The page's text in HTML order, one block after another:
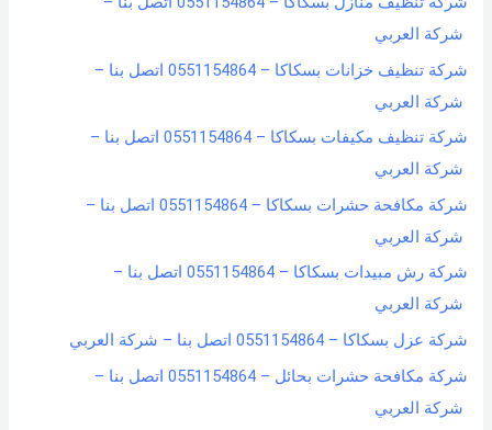
شركة العربي
شركة تنظيف خزانات بسكاكا – 0551154864 اتصل بنا –
شركة العربي
شركة تنظيف مكيفات بسكاكا – 0551154864 اتصل بنا –
شركة العربي
شركة مكافحة حشرات بسكاكا – 0551154864 اتصل بنا –
شركة العربي
شركة رش مبيدات بسكاكا – 0551154864 اتصل بنا –
شركة العربي
شركة عزل بسكاكا – 0551154864 اتصل بنا – شركة العربي
شركة مكافحة حشرات بحائل – 0551154864 اتصل بنا –
شركة العربي